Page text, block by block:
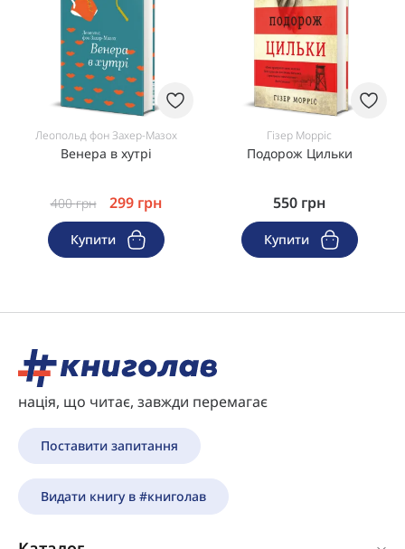
Леопольд фон Захер-Мазох
Венера в хутрі
400грн 299 грн
Купити
Гізер Морріс
Подорож Цильки
550 грн
Купити
нація, що читає, завжди перемагає
Поставити запитання
Видати книгу в #книголав